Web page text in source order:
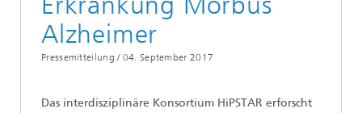
Alzheimer
Pressemitteilung / 04. September 2017
Das interdisziplinäre Konsortium HiPSTAR erforscht